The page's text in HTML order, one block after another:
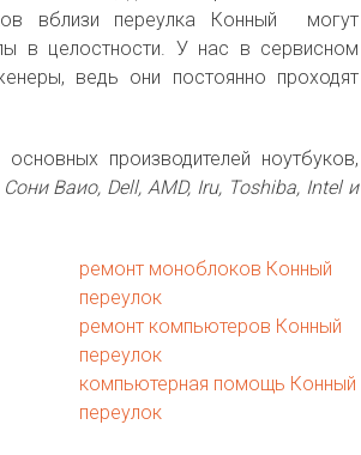
вблизи переулка Конный могут
в целостности. У нас в сервисном
ведь они постоянно проходят
производителей ноутбуков,
Ваио, Dell, AMD, Iru, Toshiba, Intel и
ремонт моноблоков Конный
переулок
ремонт компьютеров Конный
переулок
компьютерная помощь Конный
переулок